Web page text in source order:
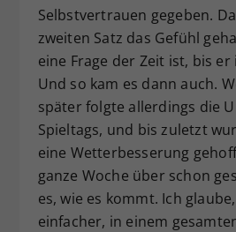
Selbstvertrauen gegeben.
zweiten Satz das Gefühl
eine Frage der Zeit ist, bis
Und so kam es dann auch.
später folgte allerdings die
Spieltags, und bis zuletzt
eine Wetterbesserung
ganze Woche über schon
es, wie es kommt. Ich
einfacher, in einem